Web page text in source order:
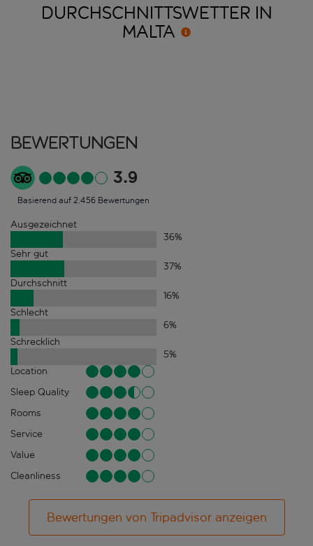
DURCHSCHNITTSWETTER IN
MALTA
Bewertungen
3.9
Basierend auf 2.456 Bewertungen
Ausgezeichnet
36%
Sehr gut
37%
Durchschnitt
16%
Schlecht
6%
Schrecklich
5%
Location
Sleep Quality
Rooms
Service
Value
Cleanliness
Bewertungen von Tripadvisor anzeigen